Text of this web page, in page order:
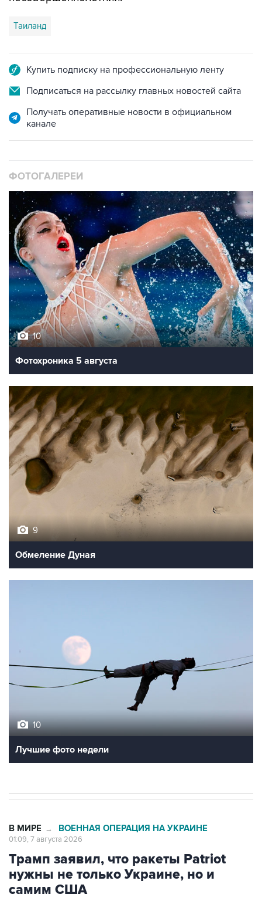
Таиланд
Купить подписку на профессиональную ленту
Подписаться на рассылку главных новостей сайта
Получать оперативные новости в официальном
канале
ФОТОГАЛЕРЕИ
10
Фотохроника 5 августа
9
Обмеление Дуная
10
Лучшие фото недели
В МИРЕ → ВОЕННАЯ ОПЕРАЦИЯ НА УКРАИНЕ
01:09, 7 августа 2026
Трамп заявил, что ракеты Patriot
нужны не только Украине, но и
самим США